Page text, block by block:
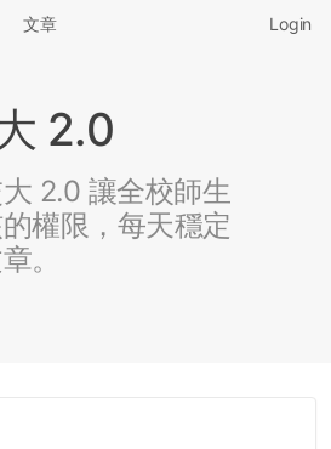
文章 Login
2.0
2.0 讓全校師生
權限，每天穩定
。